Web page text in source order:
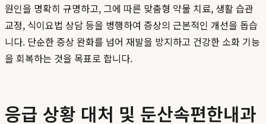
원인을 명확히 규명하고, 그에 따른 맞춤형 약물 치료, 생활 습관
교정, 식이요법 상담 등을 병행하여 증상의 근본적인 개선을 돕습
니다. 단순한 증상 완화를 넘어 재발을 방지하고 건강한 소화 기능
을 회복하는 것을 목표로 합니다.
응급 상황 대처 및 둔산속편한내과